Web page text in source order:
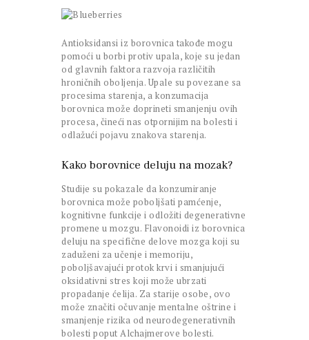
Antioksidansi iz borovnica takođe mogu
pomoći u borbi protiv upala, koje su jedan
od glavnih faktora razvoja različitih
hroničnih oboljenja. Upale su povezane sa
procesima starenja, a konzumacija
borovnica može doprineti smanjenju ovih
procesa, čineći nas otpornijim na bolesti i
odlažući pojavu znakova starenja.
Kako borovnice deluju na mozak?
Studije su pokazale da konzumiranje
borovnica može poboljšati pamćenje,
kognitivne funkcije i odložiti degenerativne
promene u mozgu. Flavonoidi iz borovnica
deluju na specifične delove mozga koji su
zaduženi za učenje i memoriju,
poboljšavajući protok krvi i smanjujući
oksidativni stres koji može ubrzati
propadanje ćelija. Za starije osobe, ovo
može značiti očuvanje mentalne oštrine i
smanjenje rizika od neurodegenerativnih
bolesti poput Alchajmerove bolesti.